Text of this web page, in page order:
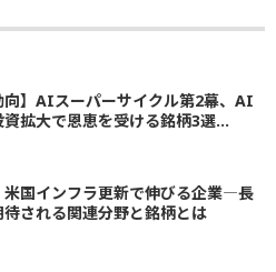
向】AIスーパーサイクル第2幕、AI
資拡大で恩恵を受ける銘柄3選...
米国インフラ更新で伸びる企業―長
される関連分野と銘柄とは